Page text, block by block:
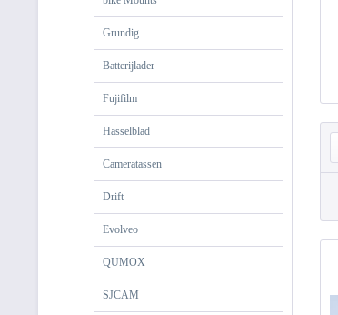
Grundig
Batterijlader
Fujifilm
Hasselblad
Cameratassen
Drift
Evolveo
QUMOX
SJCAM